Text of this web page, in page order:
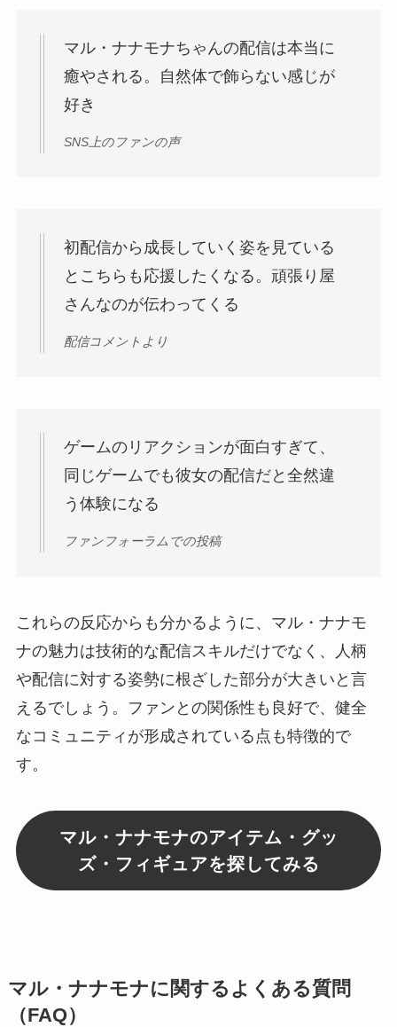
マル・ナナモナちゃんの配信は本当に
癒やされる。自然体で飾らない感じが
好き
SNS上のファンの声
初配信から成長していく姿を見ている
とこちらも応援したくなる。頑張り屋
さんなのが伝わってくる
配信コメントより
ゲームのリアクションが面白すぎて、
同じゲームでも彼女の配信だと全然違
う体験になる
ファンフォーラムでの投稿
これらの反応からも分かるように、マル・ナナモ
ナの魅力は技術的な配信スキルだけでなく、人柄
や配信に対する姿勢に根ざした部分が大きいと言
えるでしょう。ファンとの関係性も良好で、健全
なコミュニティが形成されている点も特徴的で
す。
マル・ナナモナのアイテム・グッ
ズ・フィギュアを探してみる
マル・ナナモナに関するよくある質問
（FAQ）